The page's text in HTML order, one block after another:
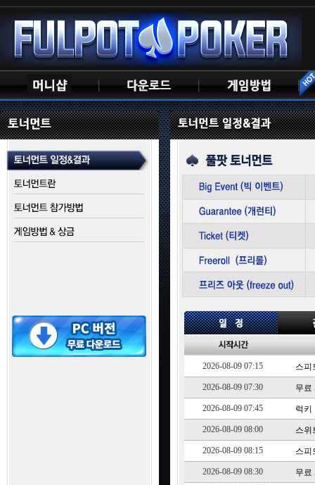
2026-08-09 07:15 스피
2026-08-09 07:30 무료
2026-08-09 07:45 럭키
2026-08-09 08:00 스위
2026-08-09 08:15 스피
2026-08-09 08:30 무료